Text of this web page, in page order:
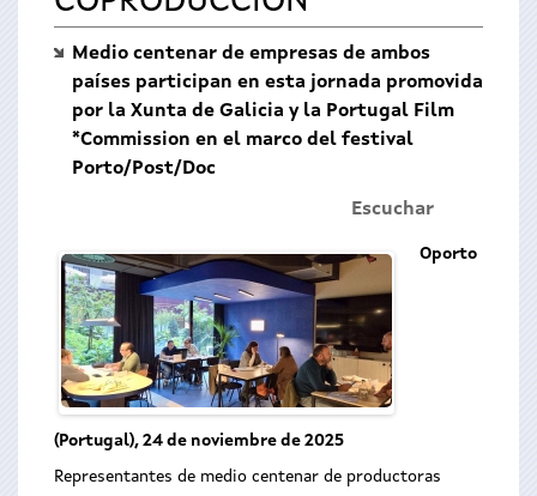
Medio centenar de empresas de ambos
países participan en esta jornada promovida
por la Xunta de Galicia y la Portugal Film
*Commission en el marco del festival
Porto/Post/Doc
Escuchar
Oporto
(Portugal), 24 de noviembre de 2025
Representantes de medio centenar de productoras